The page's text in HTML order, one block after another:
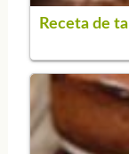
Receta de